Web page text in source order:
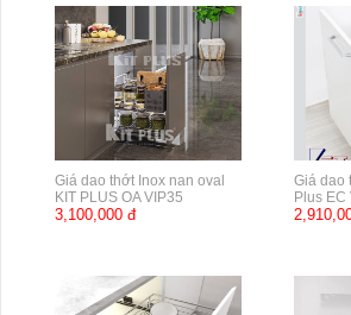
Giá dao thớt Inox nan oval
KIT PLUS OA VIP35
3,100,000 đ
Giá dao
Plus EC